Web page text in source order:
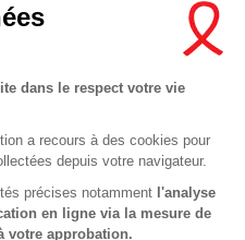
dans le respect votre vie
a recours à des cookies pour
depuis votre navigateur.
précises notamment l'analyse
en ligne via la mesure de
votre approbation.